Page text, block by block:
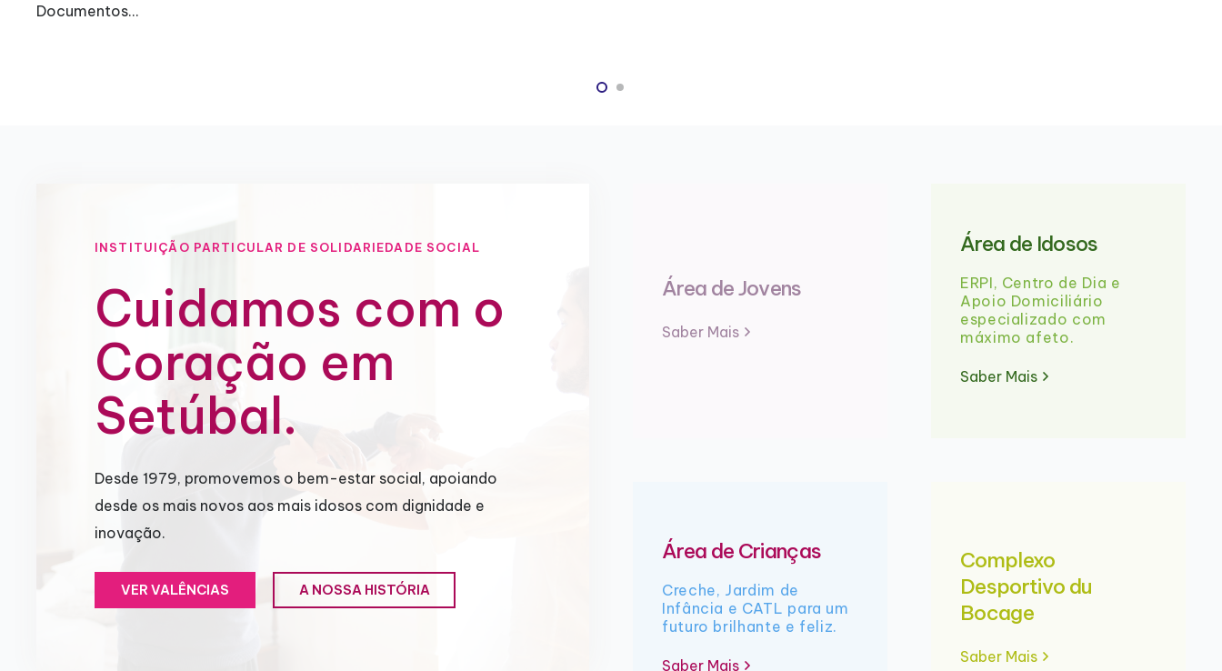
Documentos…
INSTITUIÇÃO PARTICULAR DE SOLIDARIEDADE SOCIAL
Cuidamos com o
Coração em
Setúbal.
Desde 1979, promovemos o bem-estar social, apoiando
desde os mais novos aos mais idosos com dignidade e
inovação.
VER VALÊNCIAS A NOSSA HISTÓRIA
Área de Jovens
Saber Mais
Área de Idosos
ERPI, Centro de Dia e
Apoio Domiciliário
especializado com
máximo afeto.
Saber Mais
Área de Crianças
Creche, Jardim de
Infância e CATL para um
futuro brilhante e feliz.
Saber Mais
Complexo
Desportivo du
Bocage
Saber Mais